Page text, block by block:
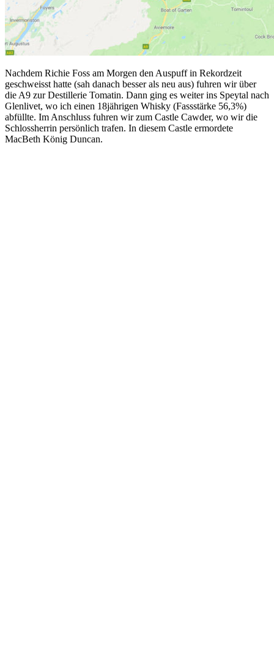
Nachdem Richie Foss am Morgen den Auspuff in Rekordzeit
geschweisst hatte (sah danach besser als neu aus) fuhren wir über
die A9 zur Destillerie Tomatin. Dann ging es weiter ins Speytal nach
Glenlivet, wo ich einen 18jährigen Whisky (Fassstärke 56,3%)
abfüllte. Im Anschluss fuhren wir zum Castle Cawder, wo wir die
Schlossherrin persönlich trafen. In diesem Castle ermordete
MacBeth König Duncan.